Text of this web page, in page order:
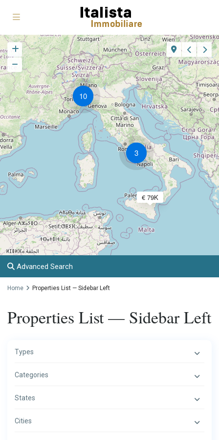
3
10
€ 79K
Advanced Search
Home Properties List — Sidebar Left
Properties List — Sidebar Left
Types
Categories
States
Cities